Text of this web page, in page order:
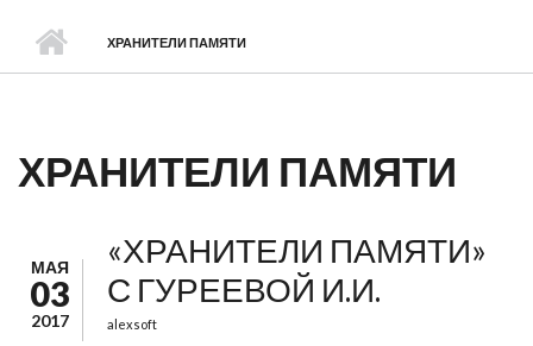
ХРАНИТЕЛИ ПАМЯТИ
ХРАНИТЕЛИ ПАМЯТИ
МАЯ
03
2017
«ХРАНИТЕЛИ ПАМЯТИ»
С ГУРЕЕВОЙ И.И.
alexsoft